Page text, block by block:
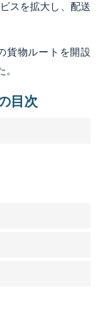
スを拡大し、配送
貨物ルートを開設
目次